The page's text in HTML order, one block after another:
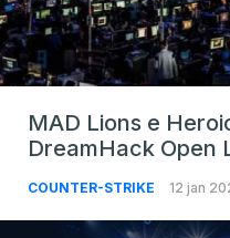
MAD Lions e
DreamHack Open
COUNTER-STRIKE 12 jan